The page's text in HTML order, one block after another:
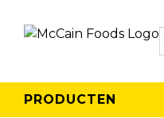
PRODUCTEN